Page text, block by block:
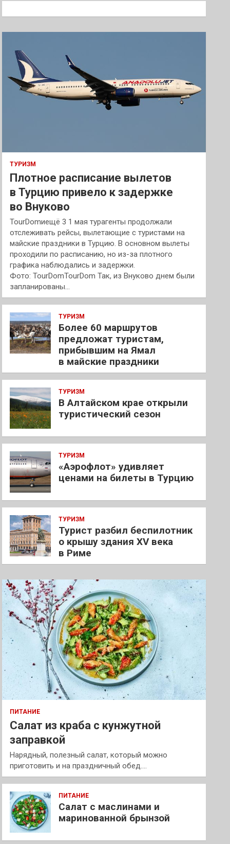
к
ТУРИЗМ
Плотное расписание вылетов
в Турцию привело к задержке
во Внуково
TourDomиещё 3 1 мая турагенты продолжали
отслеживать рейсы, вылетающие с туристами на
майские праздники в Турцию. В основном вылеты
проходили по расписанию, но из-за плотного
графика наблюдались и задержки.
Фото: TourDomTourDom Так, из Внуково днем были
запланированы…
ТУРИЗМ
Более 60 маршрутов
предложат туристам,
прибывшим на Ямал
в майские праздники
ТУРИЗМ
В Алтайском крае открыли
туристический сезон
ТУРИЗМ
«Аэрофлот» удивляет
ценами на билеты в Турцию
ТУРИЗМ
Турист разбил беспилотник
о крышу здания XV века
в Риме
ПИТАНИЕ
Салат из краба с кунжутной
заправкой
Нарядный, полезный салат, который можно
приготовить и на праздничный обед.…
ПИТАНИЕ
Салат с маслинами и
маринованной брынзой